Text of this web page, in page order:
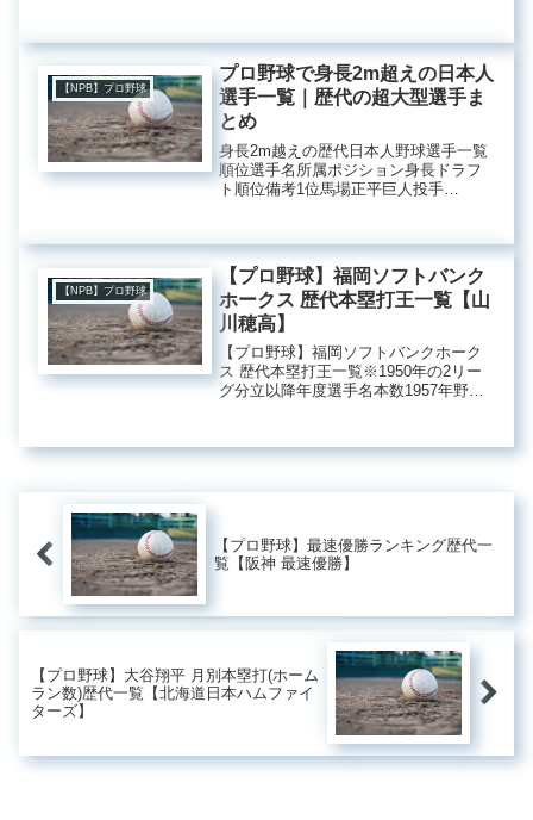
～現役3位ウラディミール・バレンティ
ン288本...
【NPB】プロ野球
プロ野球で身長2m超えの日本人
選手一覧｜歴代の超大型選手ま
とめ
身長2m越えの歴代日本人野球選手一覧
順位選手名所属ポジション身長ドラフ
ト順位備考1位馬場正平巨人投手
ャイアンツ2020年ドラフト5位簡易測定
202cｍを記録（...
【NPB】プロ野球
【プロ野球】福岡ソフトバンク
ホークス 歴代本塁打王一覧【山
川穂高】
【プロ野球】福岡ソフトバンクホーク
ス 歴代本塁打王一覧※1950年の2リー
グ分立以降年度選手名本数1957年野村
野村克也41本1965年野村克也42...
【プロ野球】最速優勝ランキング歴代一
覧【阪神 最速優勝】
【プロ野球】大谷翔平 月別本塁打(ホーム
ラン数)歴代一覧【北海道日本ハムファイ
ターズ】